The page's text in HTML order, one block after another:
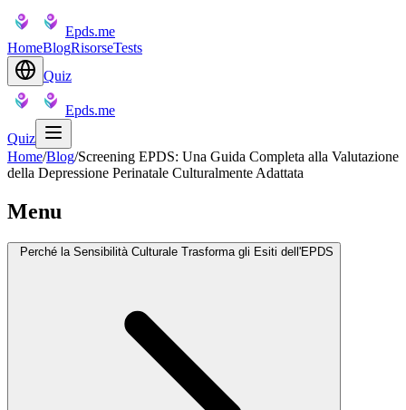
Epds.me
HomeBlogRisorseTests
Quiz
Epds.me
Quiz
Home/Blog/Screening EPDS: Una Guida Completa alla Valutazione
della Depressione Perinatale Culturalmente Adattata
Menu
Perché la Sensibilità Culturale Trasforma gli Esiti dell'EPDS